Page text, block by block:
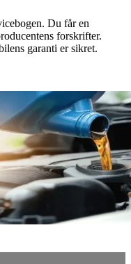
Du får en
forskrifter.
garanti er sikret.